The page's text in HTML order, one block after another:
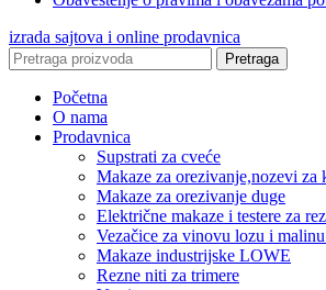
izrada sajtova i online prodavnica
Pretraga
Početna
O nama
Prodavnica
Supstrati za cveće
Makaze za orezivanje,nozevi za
Makaze za orezivanje duge
Električne makaze i testere za
Vezačice za vinovu lozu i
Makaze industrijske LOWE
Rezne niti za trimere